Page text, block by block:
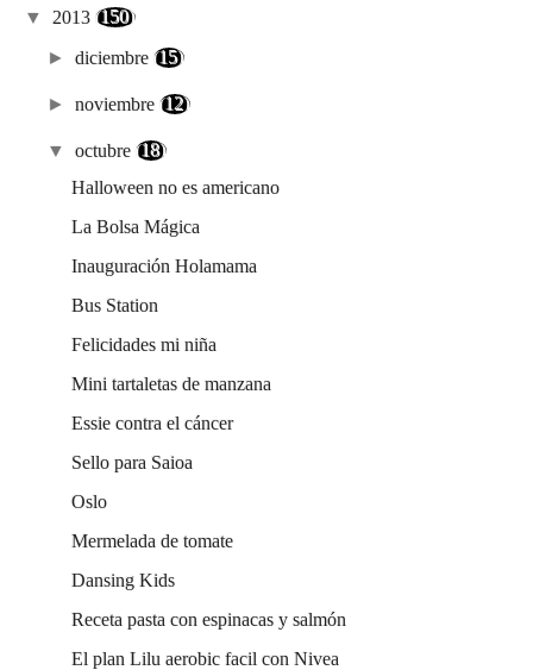
▼ 2013 (150)
►diciembre (15)
►noviembre (12)
▼octubre (18)
Halloween no es americano
La Bolsa Mágica
Inauguración Holamama
Bus Station
Felicidades mi niña
Mini tartaletas de manzana
Essie contra el cáncer
Sello para Saioa
Oslo
Mermelada de tomate
Dansing Kids
Receta pasta con espinacas y salmón
El plan Lilu aerobic facil con Nivea